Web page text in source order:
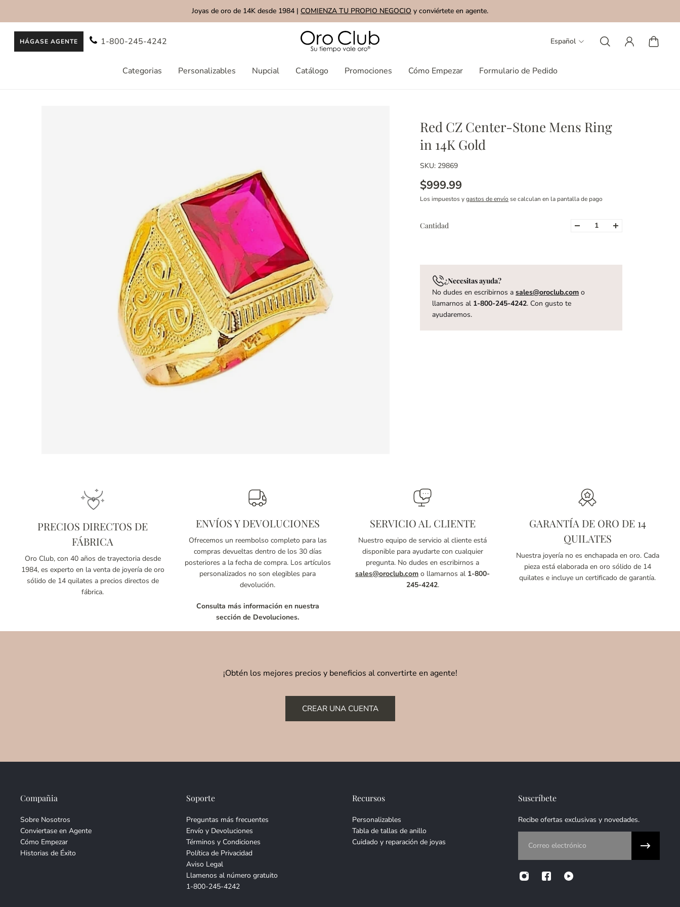
Joyas de oro de 14K desde 1984 | COMIENZA TU PROPIO NEGOCIO y conviértete en agente.
Categorias Personalizables Nupcial Catálogo Promociones Cómo Empezar Formulario de Pedido
Español
HÁGASE AGENTE 1-800-245-4242
Red CZ Center-Stone Mens Ring
in 14K Gold
SKU: 29869
$999.99
Los impuestos ygastos de envío se calculan en la pantalla de pago
Cantidad
¿Necesitas ayuda?
No dudes en escribirnos asales@oroclub.com o
llamarnos al 1-800-245-4242. Con gusto te
ayudaremos.
PRECIOS DIRECTOS DE
FÁBRICA
Oro Club, con 40 años de trayectoria desde
1984, es experto en la venta de joyería de oro
sólido de 14 quilates a precios directos de
fábrica.
ENVÍOS Y DEVOLUCIONES
Ofrecemos un reembolso completo para las
compras devueltas dentro de los 30 días
posteriores a la fecha de compra. Los artículos
personalizados no son elegibles para
devolución.
Consulta más información en nuestra
sección de Devoluciones.
SERVICIO AL CLIENTE
Nuestro equipo de servicio al cliente está
disponible para ayudarte con cualquier
pregunta. No dudes en escribirnos a
sales@oroclub.com o llamarnos al 1-800-
245-4242.
GARANTÍA DE ORO DE 14
QUILATES
Nuestra joyería no es enchapada en oro. Cada
pieza está elaborada en oro sólido de 14
quilates e incluye un certificado de garantía.
¡Obtén los mejores precios y beneficios al convertirte en agente!
CREAR UNA CUENTA
Compañia
Sobre Nosotros
Conviertase en Agente
Cómo Empezar
Historias de Éxito
Soporte
Preguntas más frecuentes
Envío y Devoluciones
Términos y Condiciones
Política de Privacidad
Aviso Legal
Llamenos al número gratuito
1-800-245-4242
Recursos
Personalizables
Tabla de tallas de anillo
Cuidado y reparación de joyas
Suscríbete
Recibe ofertas exclusivas y novedades.